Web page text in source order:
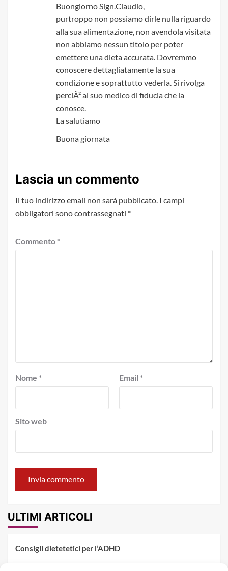
Buongiorno Sign.Claudio,
purtroppo non possiamo dirle nulla riguardo
alla sua alimentazione, non avendola visitata
non abbiamo nessun titolo per poter
emettere una dieta accurata. Dovremmo
conoscere dettagliatamente la sua
condizione e soprattutto vederla. Si rivolga
perciÃ² al suo medico di fiducia che la
conosce.
La salutiamo
Buona giornata
Lascia un commento
Il tuo indirizzo email non sarà pubblicato. I campi
obbligatori sono contrassegnati *
Commento *
Nome * Email *
Sito web
ULTIMI ARTICOLI
Consigli dietetetici per l’ADHD